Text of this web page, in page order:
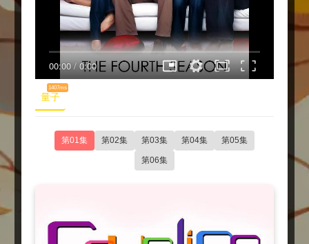
00:00/0:00
量子
1407ms
第01集 第02集 第03集 第04集 第05集
第06集